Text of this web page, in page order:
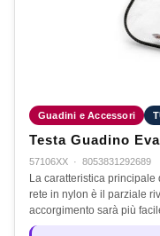
Guadini e Accessori
Testa Guadino Eva
57106XX · 8053831292689
La caratteristica
rete in nylon è il parziale
accorgimento sarà più